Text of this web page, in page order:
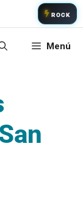
ROCK
Menú